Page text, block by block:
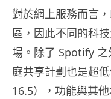
對於網上服務而言
區，因此不同的科
場。除了 Spotify
庭共享計劃也是超
16.5），功能與其